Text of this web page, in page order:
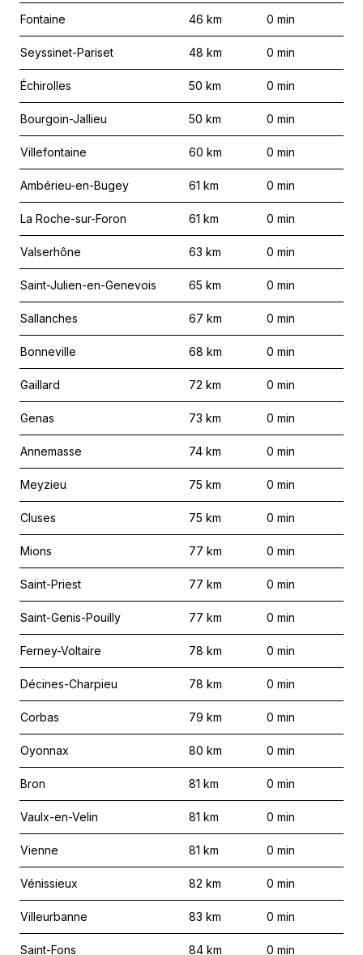
Fontaine 46 km 0 min
Seyssinet-Pariset 48 km 0 min
Échirolles 50 km 0 min
Bourgoin-Jallieu 50 km 0 min
Villefontaine 60 km 0 min
Ambérieu-en-Bugey 61 km 0 min
La Roche-sur-Foron 61 km 0 min
Valserhône 63 km 0 min
Saint-Julien-en-Genevois 65 km 0 min
Sallanches 67 km 0 min
Bonneville 68 km 0 min
Gaillard 72 km 0 min
Genas 73 km 0 min
Annemasse 74 km 0 min
Meyzieu 75 km 0 min
Cluses 75 km 0 min
Mions 77 km 0 min
Saint-Priest 77 km 0 min
Saint-Genis-Pouilly 77 km 0 min
Ferney-Voltaire 78 km 0 min
Décines-Charpieu 78 km 0 min
Corbas 79 km 0 min
Oyonnax 80 km 0 min
Bron 81 km 0 min
Vaulx-en-Velin 81 km 0 min
Vienne 81 km 0 min
Vénissieux 82 km 0 min
Villeurbanne 83 km 0 min
Saint-Fons 84 km 0 min